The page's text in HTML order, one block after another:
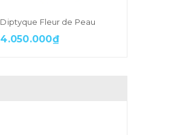
Diptyque Fleur de Peau
4.050.000₫